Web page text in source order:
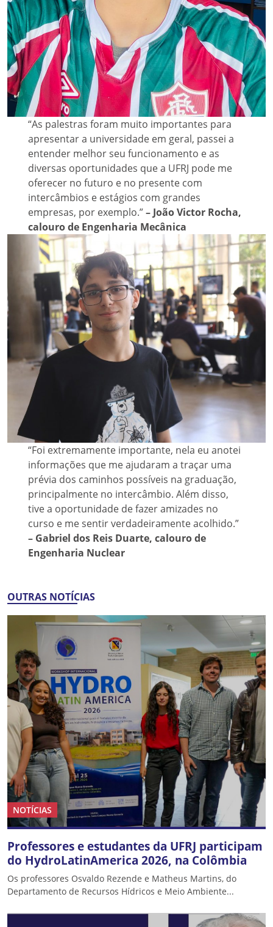
“As palestras foram muito importantes para
apresentar a universidade em geral, passei a
entender melhor seu funcionamento e as
diversas oportunidades que a UFRJ pode me
oferecer no futuro e no presente com
intercâmbios e estágios com grandes
empresas, por exemplo.”– João Victor Rocha,
calouro de Engenharia Mecânica
“Foi extremamente importante, nela eu anotei
informações que me ajudaram a traçar uma
prévia dos caminhos possíveis na graduação,
principalmente no intercâmbio. Além disso,
tive a oportunidade de fazer amizades no
curso e me sentir verdadeiramente acolhido.”
– Gabriel dos Reis Duarte, calouro de
Engenharia Nuclear
OUTRAS NOTÍCIAS
NOTÍCIAS
Professores e estudantes da UFRJ participam
do HydroLatinAmerica 2026, na Colômbia
Os professores Osvaldo Rezende e Matheus Martins, do
Departamento de Recursos Hídricos e Meio Ambiente...